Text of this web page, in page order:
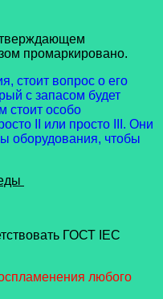
промаркировано.
стоит вопрос о его
с запасом будет
стоит особо
II или просто III. Они
оборудования, чтобы
ГОСТ IEC
любого